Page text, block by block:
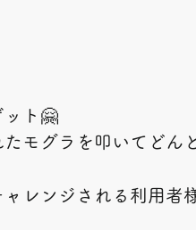
ト🤗
モグラを叩いてどん
レンジされる利用者様